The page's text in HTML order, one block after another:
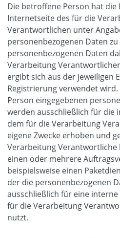
Die betroffene Person hat die
Internetseite des für die
Verantwortlichen unter
personenbezogenen Daten
personenbezogenen Daten
Verarbeitung
ergibt sich aus der jeweiligen
Registrierung verwendet
Person eingegebenen
werden ausschließlich für die
dem für die Verarbeitung
eigene Zwecke erhoben und
Verarbeitung Verantwortliche
einen oder mehrere
beispielsweise einen
der die personenbezogenen
ausschließlich für eine
für die Verarbeitung
nutzt.